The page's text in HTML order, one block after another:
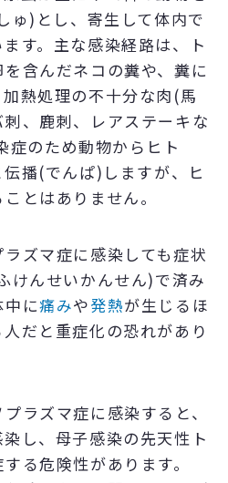
ゅ)とし、寄生して体内で
す。主な感染経路は、ト
含んだネコの糞や、糞に
熱処理の不十分な肉(馬
、鹿刺、レアステーキな
症のため動物からヒト
播(でんぱ)しますが、ヒ
とはありません。
ズマ症に感染しても症状
けんせいかんせん)で済み
中に痛みや発熱が生じるほ
だと重症化の恐れがあり
ラズマ症に感染すると、
し、母子感染の先天性ト
る危険性があります。